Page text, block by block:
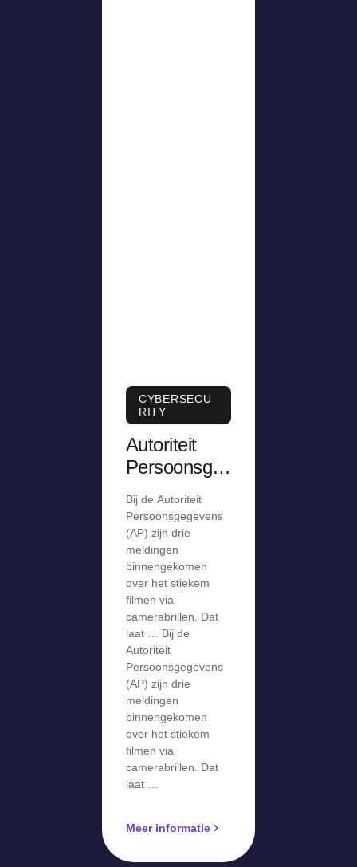
CYBERSECU
RITY
Autoriteit
Persoonsge
meldingen
over stiekem
filmen via
camerabril
Bij de Autoriteit
Persoonsgegevens
(AP) zijn drie
meldingen
binnengekomen
over het stiekem
filmen via
camerabrillen. Dat
laat … Bij de
Autoriteit
Persoonsgegevens
(AP) zijn drie
meldingen
binnengekomen
over het stiekem
filmen via
camerabrillen. Dat
laat …
Meer informatie